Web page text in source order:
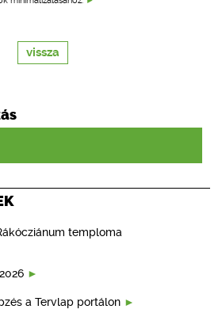
vissza
temploma
a Tervlap portálon